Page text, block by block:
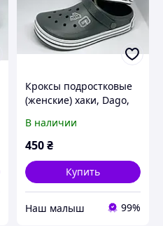
Кроксы подростковые
(женские) хаки, Dago,
В наличии
450₴
Купить
‏Наш малыш 99%